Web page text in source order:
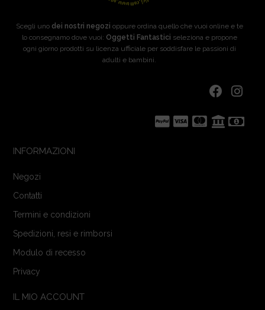
Scegli uno dei nostri negozi oppure ordina quello che vuoi online e te
lo consegnamo dove vuoi: Oggetti Fantastici seleziona e propone
ogni giorno prodotti su licenza ufficiale per soddisfare le passioni di
adulti e bambini.
INFORMAZIONI
Negozi
Contatti
Termini e condizioni
Spedizioni, resi e rimborsi
Modulo di recesso
Privacy
IL MIO ACCOUNT